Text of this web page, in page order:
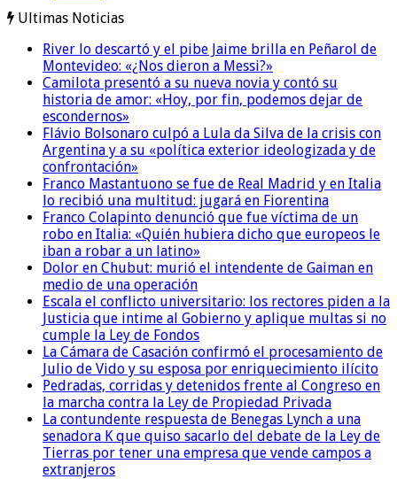
Ultimas Noticias
River lo descartó y el pibe Jaime brilla en Peñarol de
Montevideo: «¿Nos dieron a Messi?»
Camilota presentó a su nueva novia y contó su
historia de amor: «Hoy, por fin, podemos dejar de
escondernos»
Flávio Bolsonaro culpó a Lula da Silva de la crisis con
Argentina y a su «política exterior ideologizada y de
confrontación»
Franco Mastantuono se fue de Real Madrid y en Italia
lo recibió una multitud: jugará en Fiorentina
Franco Colapinto denunció que fue víctima de un
robo en Italia: «Quién hubiera dicho que europeos le
iban a robar a un latino»
Dolor en Chubut: murió el intendente de Gaiman en
medio de una operación
Escala el conflicto universitario: los rectores piden a la
Justicia que intime al Gobierno y aplique multas si no
cumple la Ley de Fondos
La Cámara de Casación confirmó el procesamiento de
Julio de Vido y su esposa por enriquecimiento ilícito
Pedradas, corridas y detenidos frente al Congreso en
la marcha contra la Ley de Propiedad Privada
La contundente respuesta de Benegas Lynch a una
senadora K que quiso sacarlo del debate de la Ley de
Tierras por tener una empresa que vende campos a
extranjeros